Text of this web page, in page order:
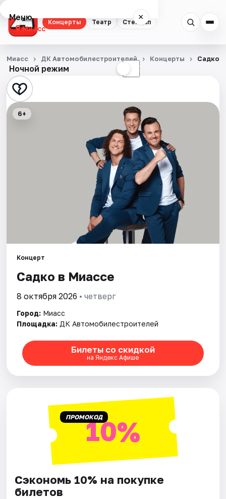
Концерты Театр Стендап
Меню ×
Миасс
Концерты
Театр
Стендап
Ночной режим ☾
Миасс ДК Автомобилестроителей Концерты Садко
6+
Концерт
Садко в Миассе
8 октября 2026 • четверг
Город: Миасс
Площадка: ДК Автомобилестроителей
Билеты со скидкой
на Яндекс Афише
ПРОМОКОД10%
Сэкономь 10% на покупке
билетов